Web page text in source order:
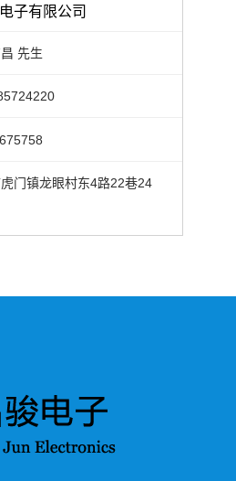
子有限公司
先生
门镇龙眼村东4路22巷24